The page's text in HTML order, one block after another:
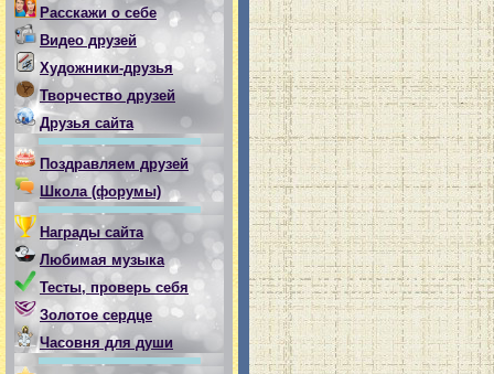
Расскажи о себе
Видео друзей
Художники-друзья
Творчество друзей
Друзья сайта
Поздравляем друзей
Школа (форумы)
Награды сайта
Любимая музыка
Тесты, проверь себя
Золотое сердце
Часовня для души